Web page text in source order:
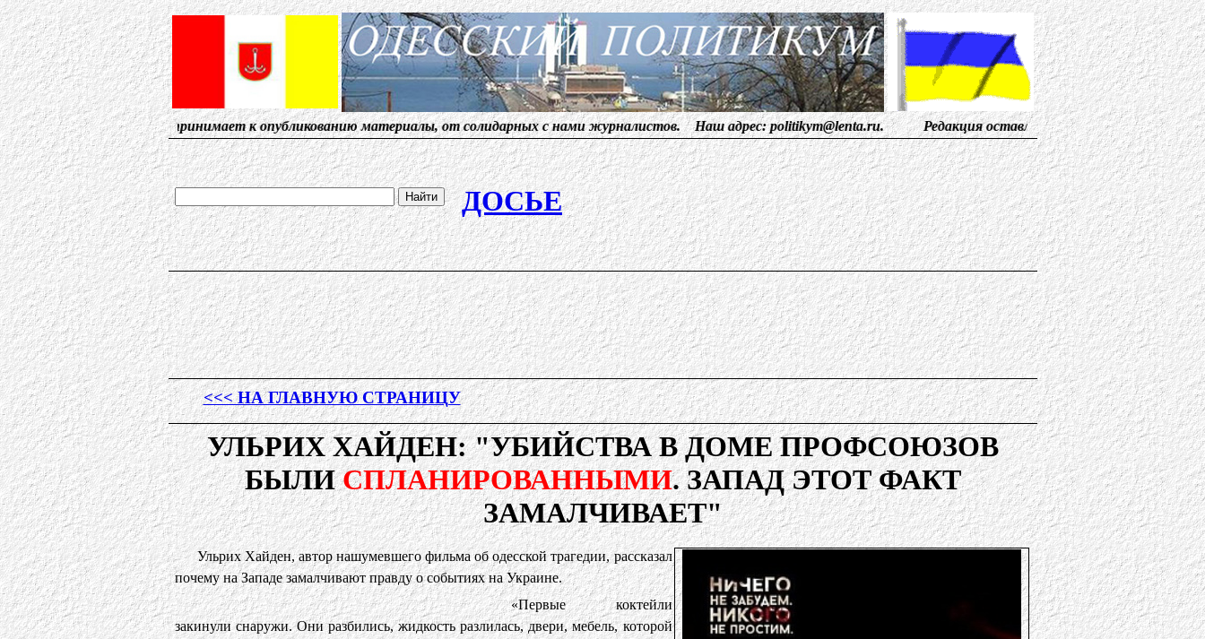
принимает к опубликованию материалы, от солидарных с нами журналистов. Наш адрес:politikym@lenta.ru. Редакция оставляет за собой право публикации
ДОСЬЕ
<<< НА ГЛАВНУЮ СТРАНИЦУ
УЛЬРИХ ХАЙДЕН: "УБИЙСТВА В ДОМЕ ПРОФСОЮЗОВ
БЫЛИСПЛАНИРОВАННЫМИ. ЗАПАД ЭТОТ ФАКТ
ЗАМАЛЧИВАЕТ"
Ульрих Хайден, автор нашумевшего фильма об одесской трагедии, рассказал
почему на Западе замалчивают правду о событиях на Украине.
«Первые коктейли
закинули снаружи. Они разбились, жидкость разлилась, двери, мебель, которой